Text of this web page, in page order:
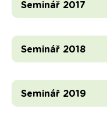
Seminář 2017
Seminář 2018
Seminář 2019